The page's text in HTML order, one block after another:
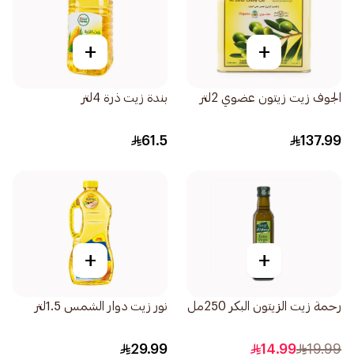
+
الجوف زيت زيتون عضوي 2لتر
137.99
+
بندة زيت ذرة 4لتر
61.5
+
رحمة زيت الزيتون البكر 250مل
19.99
14.99
+
نور زيت دوار الشمس 1.5لتر
29.99